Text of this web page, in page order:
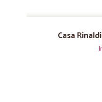
Casa